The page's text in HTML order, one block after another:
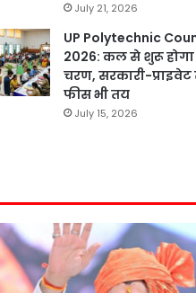
July 21, 2026
UP Polytechnic
2026: कल से शुरू होगा
चरण, सरकारी-प्राइवेट
फीस भी तय
July 15, 2026